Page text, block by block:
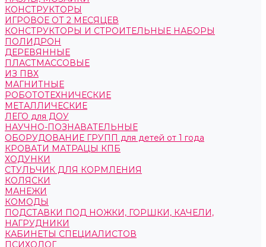
КОНСТРУКТОРЫ
ИГРОВОЕ ОТ 2 МЕСЯЦЕВ
КОНСТРУКТОРЫ И СТРОИТЕЛЬНЫЕ НАБОРЫ
ПОЛИДРОН
ДЕРЕВЯННЫЕ
ПЛАСТМАССОВЫЕ
ИЗ ПВХ
МАГНИТНЫЕ
РОБОТОТЕХНИЧЕСКИЕ
МЕТАЛЛИЧЕСКИЕ
ЛЕГО для ДОУ
НАУЧНО-ПОЗНАВАТЕЛЬНЫЕ
ОБОРУДОВАНИЕ ГРУПП для детей от 1 года
КРОВАТИ МАТРАЦЫ КПБ
ХОДУНКИ
СТУЛЬЧИК ДЛЯ КОРМЛЕНИЯ
КОЛЯСКИ
МАНЕЖИ
КОМОДЫ
ПОДСТАВКИ ПОД НОЖКИ, ГОРШКИ, КАЧЕЛИ,
НАГРУДНИКИ
КАБИНЕТЫ СПЕЦИАЛИСТОВ
ПСИХОЛОГ